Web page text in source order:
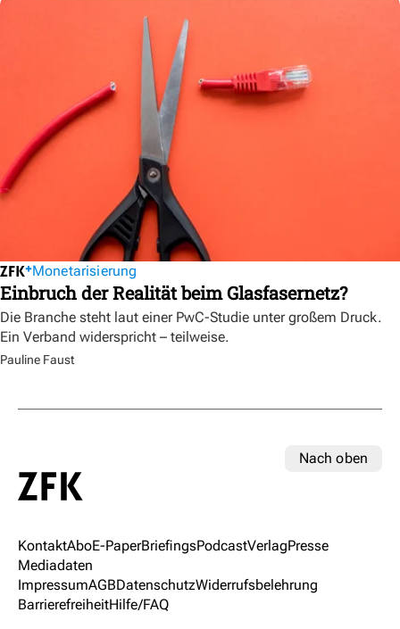
Monetarisierung
Einbruch der Realität beim Glasfasernetz?
Die Branche steht laut einer PwC-Studie unter großem Druck.
Ein Verband widerspricht – teilweise.
Pauline Faust
Nach oben
KontaktAboE-PaperBriefingsPodcastVerlagPresse
Mediadaten
ImpressumAGBDatenschutzWiderrufsbelehrung
BarrierefreiheitHilfe/FAQ